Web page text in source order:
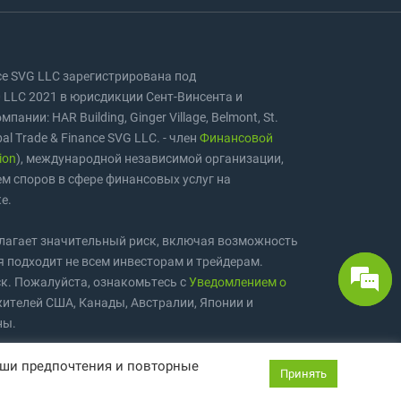
SVG LLC зарегистрирована под
2021 в юрисдикции Сент-Винсента и
HAR Building, Ginger Village, Belmont, St.
Trade & Finance SVG LLC. - член Финансовой
), международной независимой организации,
споров в сфере финансовых услуг на
значительный риск, включая возможность
подходит не всем инвесторам и трейдерам.
Пожалуйста, ознакомьтесь сУведомлением о
США, Канады, Австралии, Японии и
принадлежат правообладателям и
предпочтения и повторные Принять